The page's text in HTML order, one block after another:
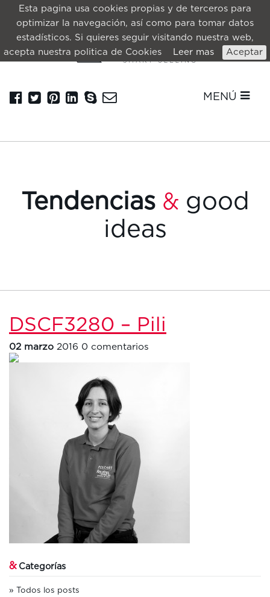
Esta pagina usa cookies propias y de terceros para
optimizar la navegación, así como para tomar datos
estadísticos. Si quieres seguir visitando nuestra web,
acepta nuestra politica de Cookies
Leer mas Aceptar
MENÚ
Tendencias &good
ideas
DSCF3280 – Pili
02 marzo 2016 0 comentarios
&Categorías
Todos los posts